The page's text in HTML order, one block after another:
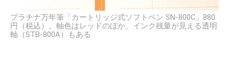
プラチナ万年筆「カートリッジ式ソフトペン SN-800C」880
円（税込）。軸色はレッドのほか、インク残量が見える透明
軸（STB-800A）もある